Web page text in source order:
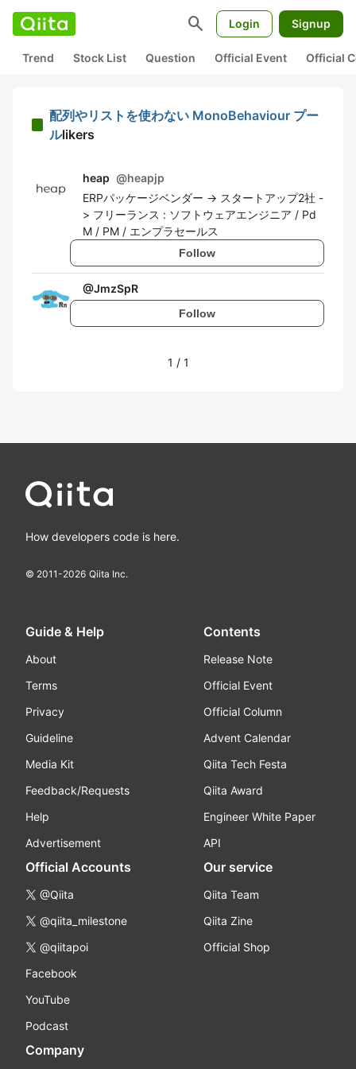
search Login Signup
Trend Stock List Question Official Event Official
配列やリストを使わない MonoBehaviour プー
ルlikers
heap @heapjp
ERPパッケージベンダー -> スタートアップ2社 -
> フリーランス : ソフトウェアエンジニア / Pd
M / PM / エンプラセールス
Follow
@JmzSpR
Follow
1 / 1
How developers code is here.
© 2011-2026 Qiita Inc.
Guide & Help
About
Terms
Privacy
Guideline
Media Kit
Feedback/Requests
Help
Advertisement
Contents
Release Note
Official Event
Official Column
Advent Calendar
Qiita Tech Festa
Qiita Award
Engineer White Paper
API
Official Accounts
@Qiita
@qiita_milestone
@qiitapoi
Facebook
YouTube
Podcast
Our service
Qiita Team
Qiita Zine
Official Shop
Company